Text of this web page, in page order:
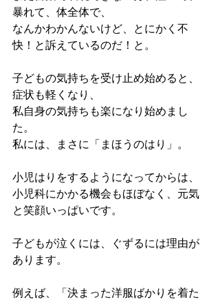
暴れて、体全体で、
なんかわかんないけど、とにかく不
快！と訴えているのだ！と。
子どもの気持ちを受け止め始めると、
症状も軽くなり、
私自身の気持ちも楽になり始めまし
た。
私には、まさに「まほうのはり」。
小児はりをするようになってからは、
小児科にかかる機会もほぼなく、元気
と笑顔いっぱいです。
子どもが泣くには、ぐずるには理由が
あります。
例えば、「決まった洋服ばかりを着た